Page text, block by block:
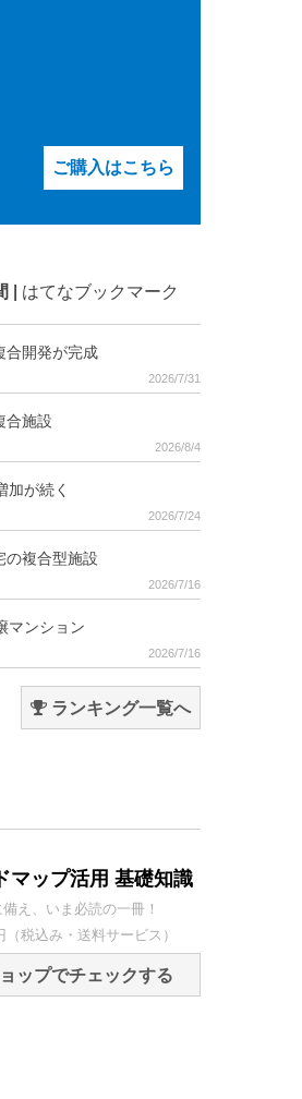
ご購入はこちら
はてなブックマーク
合開発が完成
2026/7/31
合施設
2026/8/4
加が続く
2026/7/24
の複合型施設
2026/7/16
マンション
2026/7/16
ランキング一覧へ
マップ活用 基礎知識
え、いま必読の一冊！
（税込み・送料サービス）
ップでチェックする